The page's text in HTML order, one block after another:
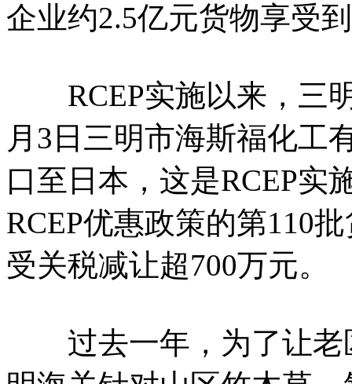
企业约2.5亿元货物享受
RCEP实施以来，三明
月3日三明市海斯福化工
口至日本，这是RCEP实
RCEP优惠政策的第110
受关税减让超700万元。
过去一年，为了让老